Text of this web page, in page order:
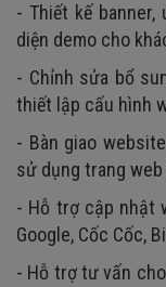
- Thiết kế
diện demo cho
- Chỉnh sửa bổ
thiết lập cấu hình
- Bàn giao
sử dụng trang
- Hỗ trợ cập nhật
Google, Cốc Cốc,
- Hỗ trợ tư vấn